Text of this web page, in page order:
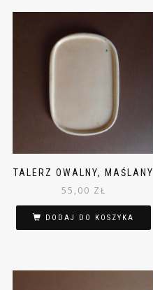
TALERZ OWALNY, MAŚLANY
55,00 ZŁ
DODAJ DO KOSZYKA